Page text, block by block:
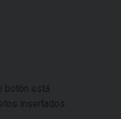
botón está
insertados